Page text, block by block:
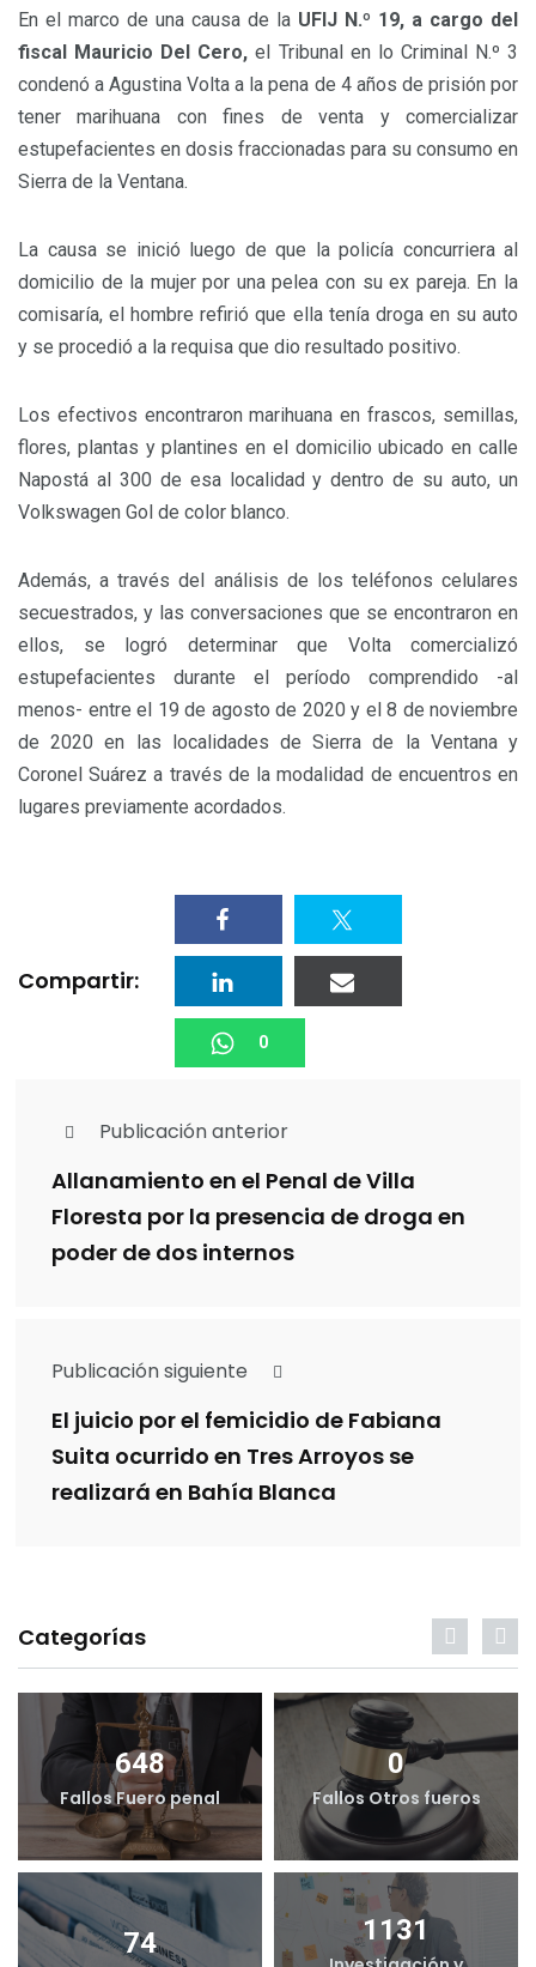
En el marco de una causa de la UFIJ N.º 19, a cargo del
fiscal Mauricio Del Cero, el Tribunal en lo Criminal N.º 3
condenó a Agustina Volta a la pena de 4 años de prisión por
tener marihuana con fines de venta y comercializar
estupefacientes en dosis fraccionadas para su consumo en
Sierra de la Ventana.
La causa se inició luego de que la policía concurriera al
domicilio de la mujer por una pelea con su ex pareja. En la
comisaría, el hombre refirió que ella tenía droga en su auto
y se procedió a la requisa que dio resultado positivo.
Los efectivos encontraron marihuana en frascos, semillas,
flores, plantas y plantines en el domicilio ubicado en calle
Napostá al 300 de esa localidad y dentro de su auto, un
Volkswagen Gol de color blanco.
Además, a través del análisis de los teléfonos celulares
secuestrados, y las conversaciones que se encontraron en
ellos, se logró determinar que Volta comercializó
estupefacientes durante el período comprendido -al
menos- entre el 19 de agosto de 2020 y el 8 de noviembre
de 2020 en las localidades de Sierra de la Ventana y
Coronel Suárez a través de la modalidad de encuentros en
lugares previamente acordados.
Compartir:
0
Publicación anterior
Allanamiento en el Penal de Villa
Floresta por la presencia de droga en
poder de dos internos
Publicación siguiente
El juicio por el femicidio de Fabiana
Suita ocurrido en Tres Arroyos se
realizará en Bahía Blanca
Categorías
648
Fallos Fuero penal
0
Fallos Otros fueros
74 1131